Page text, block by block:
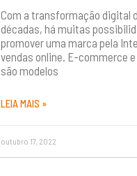
Com a transformação digital
décadas, há muitas
promover uma marca pela
vendas online. E-commerce
são modelos
LEIA MAIS »
outubro 17, 2022